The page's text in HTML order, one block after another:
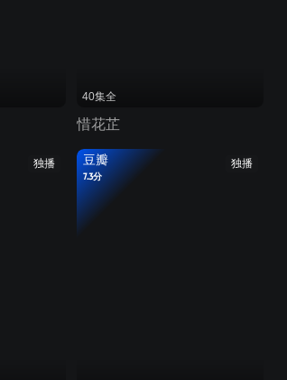
40集全
惜花芷
独播 独播
豆瓣
7.3分